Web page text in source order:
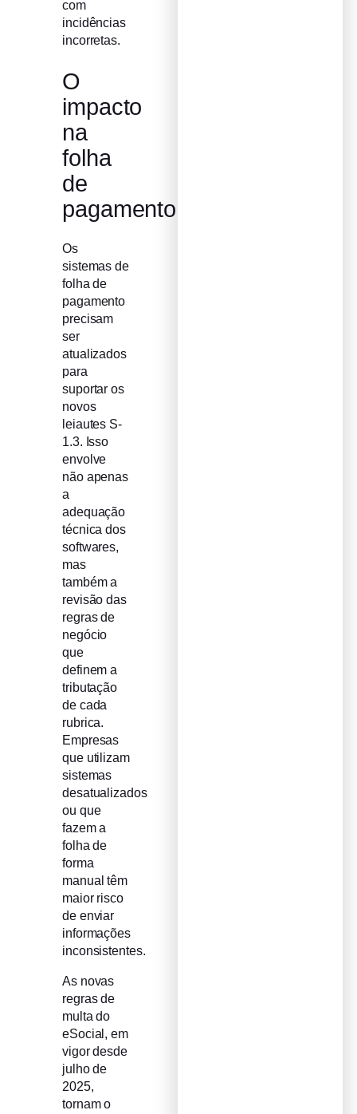
com
incidências
incorretas.
O
impacto
na
folha
de
pagamento
Os
sistemas de
folha de
pagamento
precisam
ser
atualizados
para
suportar os
novos
leiautes S-
1.3. Isso
envolve
não apenas
a
adequação
técnica dos
softwares,
mas
também a
revisão das
regras de
negócio
que
definem a
tributação
de cada
rubrica.
Empresas
que utilizam
sistemas
desatualizados
ou que
fazem a
folha de
forma
manual têm
maior risco
de enviar
informações
inconsistentes.
As novas
regras de
multa do
eSocial, em
vigor desde
julho de
2025,
tornam o